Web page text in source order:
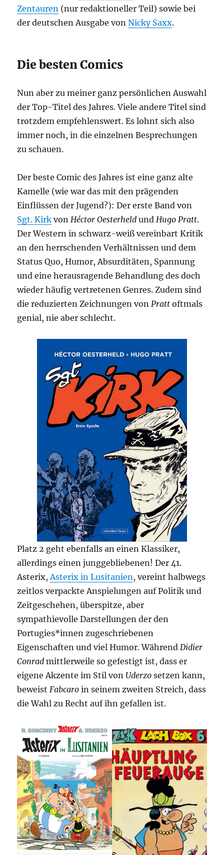
Zentauren (nur redaktioneller Teil) sowie bei
der deutschen Ausgabe vonNicky Saxx.
Die besten Comics
Nun aber zu meiner ganz persönlichen Auswahl
der Top-Titel des Jahres. Viele andere Titel sind
trotzdem empfehlenswert. Es lohnt sich also
immer noch, in die einzelnen Besprechungen
zu schauen.
Der beste Comic des Jahres ist eine ganz alte
Kamelle (wie war das mit den prägenden
Einflüssen der Jugend?): Der erste Band von
Sgt. Kirk von Héctor Oesterheld und Hugo Pratt.
Der Western in schwarz-weiß vereinbart Kritik
an den herrschenden Verhältnissen und dem
Status Quo, Humor, Absurditäten, Spannung
und eine herausragende Behandlung des doch
wieder häufig vertretenen Genres. Zudem sind
die reduzierten Zeichnungen von Pratt oftmals
genial, nie aber schlecht.
Platz 2 geht ebenfalls an einen Klassiker,
allerdings einen junggebliebenen! Der 41.
Asterix, Asterix in Lusitanien , vereint halbwegs
zeitlos verpackte Anspielungen auf Politik und
Zeitgeschehen, überspitze, aber
sympathievolle Darstellungen der den
Portugies*innen zugeschriebenen
Eigenschaften und viel Humor. Während Didier
Conradmittlerweile so gefestigt ist, dass er
eigene Akzente im Stil von Uderzo setzen kann,
beweist Fabcaro in seinem zweiten Streich, dass
die Wahl zu Recht auf ihn gefallen ist.